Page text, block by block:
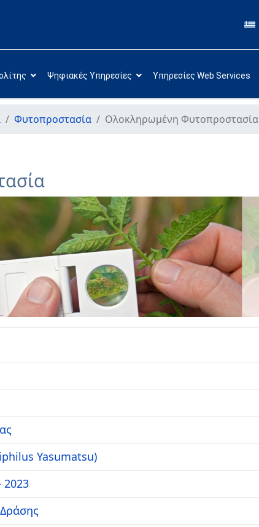
Ψηφιακές Υπηρεσίες Υπηρεσίες Web Services
Φυτοπροστασία Ολοκληρωμένη Φυτοπροστασία
Yasumatsu)
2023
Δράσης